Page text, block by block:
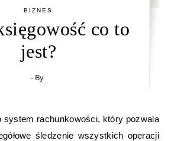
BIZNES
co to
jest?
- By
system rachunkowości, który pozwala
śledzenie wszystkich operacji